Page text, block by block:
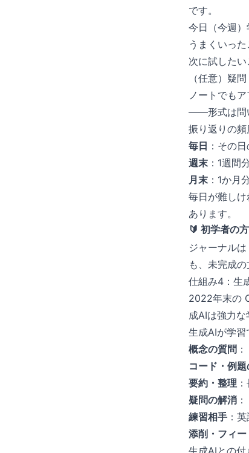
です。
今日（今週
うまくいっ
次に試した
（任意）疑
ノートでも
——形式は問
振り返りの頻
毎日 ：その
週末 ：1週間
月末 ：1か月
毎日が難し
あります。
🔰 初学者の
ジャーナル
も、未完成
仕組み4：生
2022年末の
成AIは強力な
生成AIが学
概念の質問
コード・例
要約・整理
疑問の解消
練習相手 ：
添削・フィー
生成AIとの